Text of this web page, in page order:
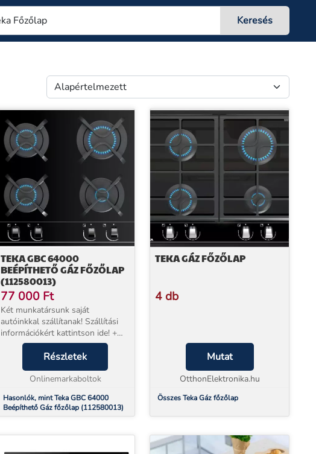
TEKA GBC 64000
BEÉPÍTHETŐ GÁZ FŐZŐLAP
(112580013)
77 000 Ft
Két munkatársunk saját
autóinkkal szállítanak! Szállítási
információkért kattintson ide! +
EXTRA 5 év jótállással
vásárolhat!* Beüzemelés
szolgáltatásunk a készülék mellé
NEM választható. 60 cm gázfő...
Részletek
Onlinemarkaboltok
Hasonlók, mint Teka GBC 64000
Beépíthető Gáz főzőlap (112580013)
TEKA GÁZ FŐZŐLAP
4 db
Mutat
OtthonElektronika.hu
Összes Teka Gáz főzőlap